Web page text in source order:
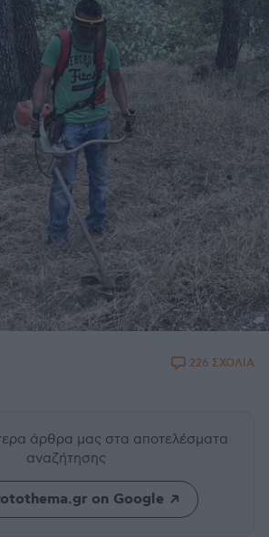
226 ΣΧΟΛΙΑ
άρθρα μας στα αποτελέσματα
αναζήτησης
on Google